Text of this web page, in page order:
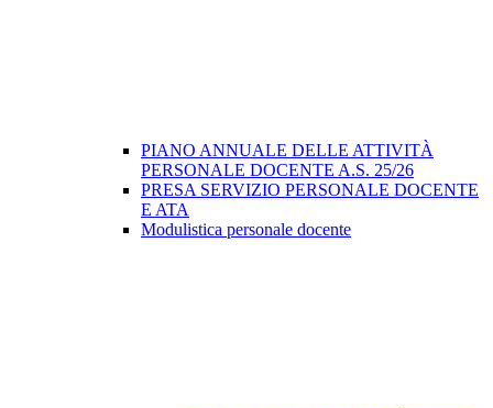
PIANO ANNUALE DELLE ATTIVITÀ
PERSONALE DOCENTE A.S. 25/26
PRESA SERVIZIO PERSONALE DOCENTE
E ATA
Modulistica personale docente